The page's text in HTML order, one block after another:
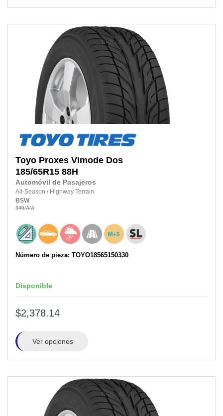
Toyo Proxes Vimode Dos
185/65R15 88H
Automóvil de Pasajeros
All-Season / Highway Terrain
BSW
340/A/A
Número de pieza: TOYO18565150330
Disponible
$2,378.14
Ver opciones